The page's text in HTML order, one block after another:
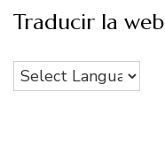
Traducir la web